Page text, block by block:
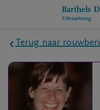
Home
Wie
zijn
Terug naar